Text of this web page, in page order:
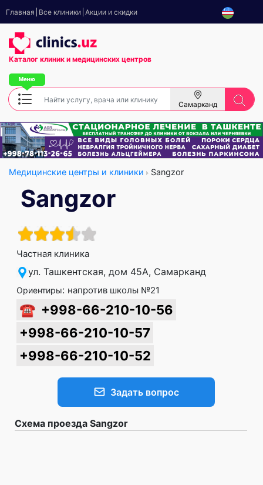
Главная Все клиники Акции и скидки
Каталог клиник и медицинских центров
Самарканд
Медицинские центры и клиники Sangzor
Sangzor
Частная клиника
ул. Ташкентская, дом 45А, Самарканд
Ориентиры: напротив школы №21
☎ +998-66-210-10-56
+998-66-210-10-57
+998-66-210-10-52
Задать вопрос
Схема проезда Sangzor